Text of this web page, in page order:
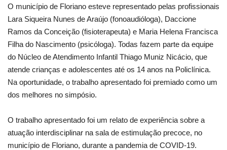
O município de Floriano esteve representado pelas profissionais
Lara Siqueira Nunes de Araújo (fonoaudióloga), Daccione
Ramos da Conceição (fisioterapeuta) e Maria Helena Francisca
Filha do Nascimento (psicóloga). Todas fazem parte da equipe
do Núcleo de Atendimento Infantil Thiago Muniz Nicácio, que
atende crianças e adolescentes até os 14 anos na Policlínica.
Na oportunidade, o trabalho apresentado foi premiado como um
dos melhores no simpósio.
O trabalho apresentado foi um relato de experiência sobre a
atuação interdisciplinar na sala de estimulação precoce, no
município de Floriano, durante a pandemia de COVID-19.